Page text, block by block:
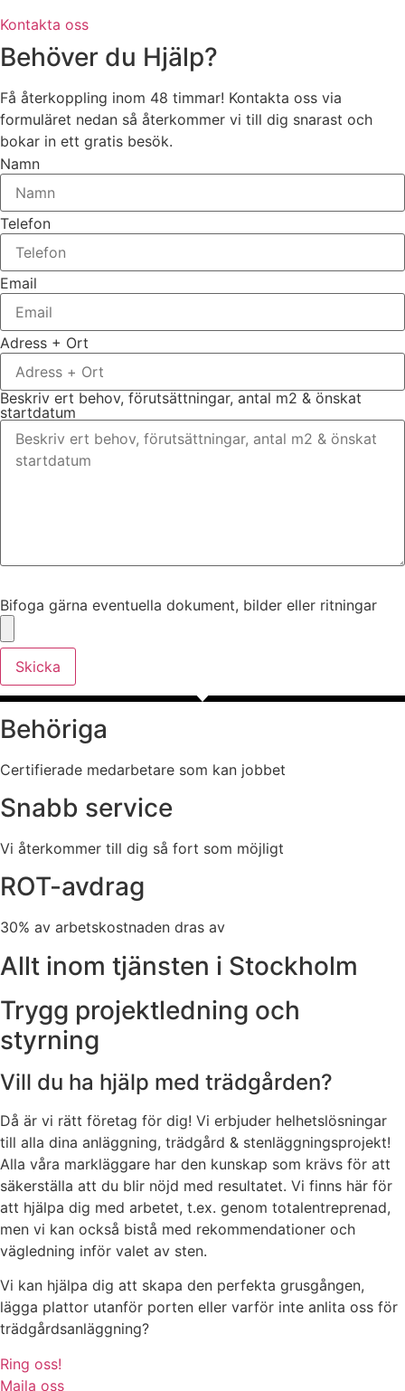
Kontakta oss
Behöver du Hjälp?
Få återkoppling inom 48 timmar! Kontakta oss via
formuläret nedan så återkommer vi till dig snarast och
bokar in ett gratis besök.
Namn
Telefon
Email
Adress + Ort
Beskriv ert behov, förutsättningar, antal m2 & önskat
startdatum
Bifoga gärna eventuella dokument, bilder eller ritningar
Skicka
Behöriga
Certifierade medarbetare som kan jobbet
Snabb service
Vi återkommer till dig så fort som möjligt
ROT-avdrag
30% av arbetskostnaden dras av
Allt inom tjänsten i Stockholm
Trygg projektledning och
styrning
Vill du ha hjälp med trädgården?
Då är vi rätt företag för dig! Vi erbjuder helhetslösningar
till alla dina anläggning, trädgård & stenläggningsprojekt!
Alla våra markläggare har den kunskap som krävs för att
säkerställa att du blir nöjd med resultatet. Vi finns här för
att hjälpa dig med arbetet, t.ex. genom totalentreprenad,
men vi kan också bistå med rekommendationer och
vägledning inför valet av sten.
Vi kan hjälpa dig att skapa den perfekta grusgången,
lägga plattor utanför porten eller varför inte anlita oss för
trädgårdsanläggning?
Ring oss!
Maila oss